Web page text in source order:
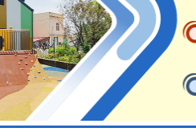
部水利署委託